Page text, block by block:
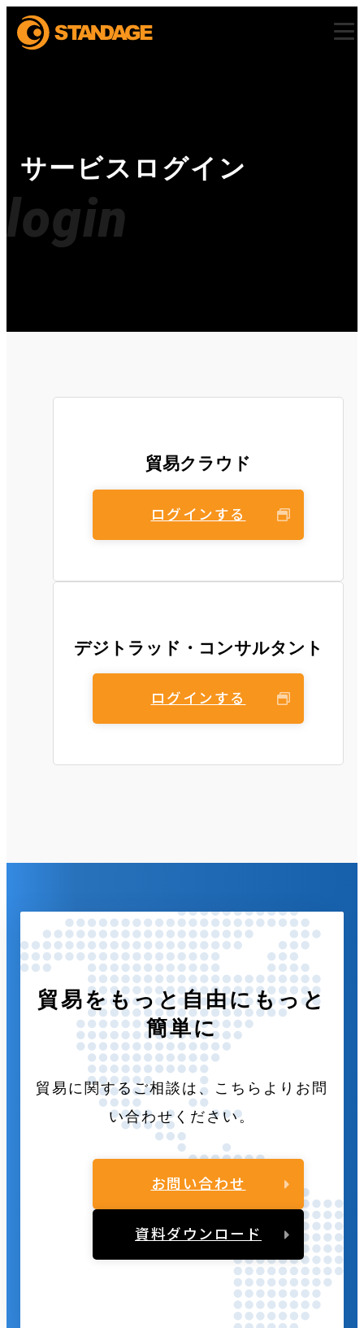
サービスログイン
login
貿易クラウド
ログインする
デジトラッド・コンサルタント
ログインする
貿易をもっと自由にもっと
簡単に
貿易に関するご相談は、こちらよりお問
い合わせください。
お問い合わせ
資料ダウンロード